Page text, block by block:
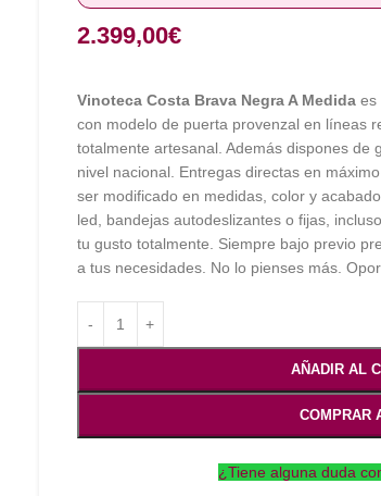
2.399,00€
Vinoteca Costa Brava Negra A Medida es
con modelo de puerta provenzal en líneas
totalmente artesanal. Además dispones de
nivel nacional. Entregas directas en
ser modificado en medidas, color y
led, bandejas autodeslizantes o fijas,
tu gusto totalmente. Siempre bajo previo
a tus necesidades. No lo pienses más.
AÑADIR AL
COMPRAR
¿Tiene alguna duda